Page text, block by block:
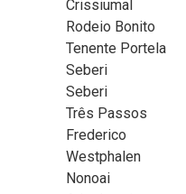
Crissiumal
Rodeio Bonito
Tenente Portela
Seberi
Seberi
Três Passos
Frederico
Westphalen
Nonoai